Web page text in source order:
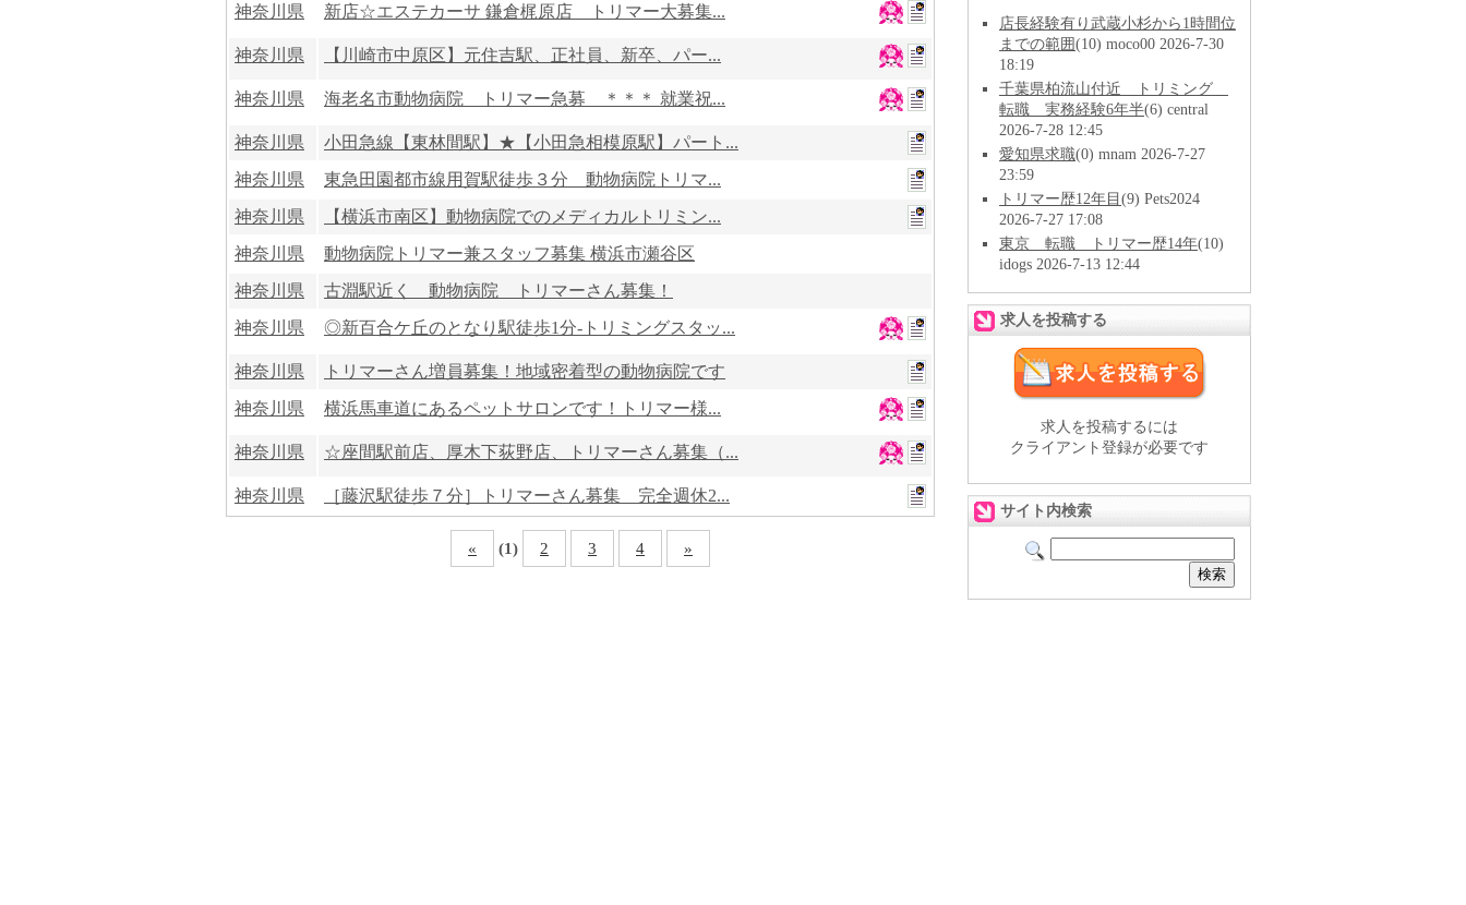
神奈川県 新店☆エステカーサ 鎌倉梶原店 トリマー大募集...
神奈川県 【川崎市中原区】元住吉駅、正社員、新卒、パー...
神奈川県 海老名市動物病院 トリマー急募 ＊＊＊ 就業祝...
神奈川県
小田急線【東林間駅】★【小田急相模原駅】パート...
神奈川県
東急田園都市線用賀駅徒歩３分 動物病院トリマ...
神奈川県
【横浜市南区】動物病院でのメディカルトリミン...
神奈川県
動物病院トリマー兼スタッフ募集 横浜市瀬谷区
神奈川県
古淵駅近く 動物病院 トリマーさん募集！
神奈川県
◎新百合ケ丘のとなり駅徒歩1分-トリミングスタッ...
神奈川県
トリマーさん増員募集！地域密着型の動物病院です
神奈川県
横浜馬車道にあるペットサロンです！トリマー様...
神奈川県 ☆座間駅前店、厚木下荻野店、トリマーさん募集（...
神奈川県 ［藤沢駅徒歩７分］トリマーさん募集 完全週休2...
« (1) 2 3 4 »
店長経験有り武蔵小杉から1時間位
までの範囲(10) moco00 2026-7-30
18:19
千葉県柏流山付近 トリミング
転職 実務経験6年半(6) central
2026-7-28 12:45
愛知県求職(0) mnam 2026-7-27
23:59
トリマー歴12年目 (9) Pets2024
2026-7-27 17:08
東京 転職 トリマー歴14年(10)
idogs 2026-7-13 12:44
求人を投稿する
求人を投稿するには
クライアント登録が必要です
サイト内検索